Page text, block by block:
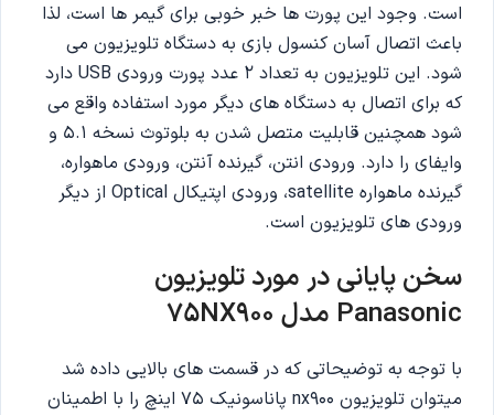
است. وجود این پورت ها خبر خوبی برای گیمر ها است، لذا
باعث اتصال آسان کنسول بازی به دستگاه تلویزیون می
شود. این تلویزیون به تعداد 2 عدد پورت ورودی USB دارد
که برای اتصال به دستگاه های دیگر مورد استفاده واقع می
‌شود همچنین قابلیت متصل شدن به بلوتوث نسخه 5.1 و
وایفای را دارد. ورودی انتن، گیرنده آنتن، ورودی ماهواره،
گیرنده ماهواره satellite، ورودی اپتیکال Optical از دیگر
ورودی های تلویزیون است.
سخن پایانی در مورد تلویزیون
Panasonic مدل 75NX900
با توجه به توضیحاتی که در قسمت های بالایی داده شد
میتوان تلویزیون nx900 پاناسونیک 75 اینچ را با اطمینان